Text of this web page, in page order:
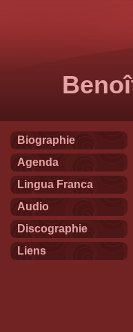
Biographie
Agenda
Lingua Franca
Audio
Discographie
Liens